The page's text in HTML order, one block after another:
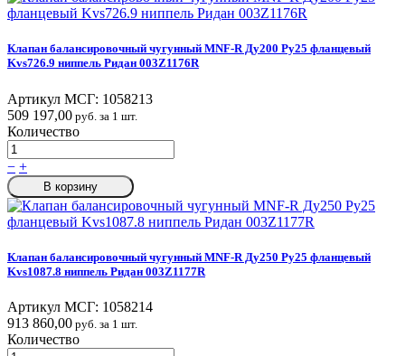
Клапан балансировочный чугунный MNF-R Ду200 Ру25 фланцевый
Kvs726.9 ниппель Ридан 003Z1176R
Артикул МСГ: 1058213
509 197,00 руб. за 1 шт.
Количество
− +
В корзину
Клапан балансировочный чугунный MNF-R Ду250 Ру25 фланцевый
Kvs1087.8 ниппель Ридан 003Z1177R
Артикул МСГ: 1058214
913 860,00 руб. за 1 шт.
Количество